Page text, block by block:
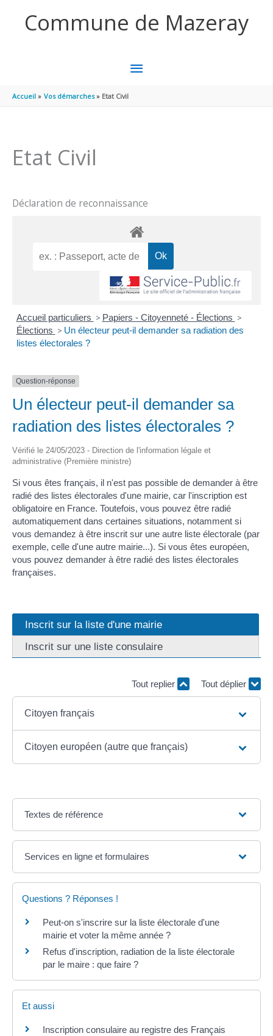
Commune de Mazeray
MENU
PRINCIPAL
Accueil Vos démarches Etat Civil
Etat Civil
Déclaration de reconnaissance
Accueil particuliers > Papiers - Citoyenneté - Élections >
Élections > Un électeur peut-il demander sa radiation des
listes électorales ?
Question-réponse
Un électeur peut-il demander sa
radiation des listes électorales ?
Vérifié le 24/05/2023 - Direction de l'information légale et
administrative (Première ministre)
Si vous êtes français, il n'est pas possible de demander à être
radié des listes électorales d'une mairie, car l'inscription est
obligatoire en France. Toutefois, vous pouvez être radié
automatiquement dans certaines situations, notamment si
vous demandez à être inscrit sur une autre liste électorale (par
exemple, celle d'une autre mairie...). Si vous êtes européen,
vous pouvez demander à être radié des listes électorales
françaises.
Inscrit sur la liste d'une mairie
Inscrit sur une liste consulaire
Tout replier Tout déplier
Citoyen français
Citoyen européen (autre que français)
Textes de référence
Services en ligne et formulaires
Questions ? Réponses !
Peut-on s'inscrire sur la liste électorale d'une
mairie et voter la même année ?
Refus d'inscription, radiation de la liste électorale
par le maire : que faire ?
Et aussi
Inscription consulaire au registre des Français